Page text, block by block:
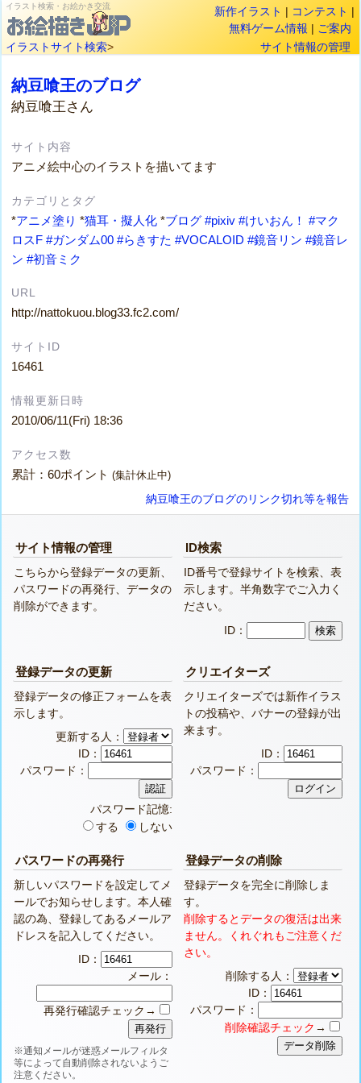
イラスト検索・お絵かき交流 新作イラスト | コンテスト |
無料ゲーム情報 | ご案内
イラストサイト検索> サイト情報の管理
納豆喰王のブログ
納豆喰王さん
サイト内容
アニメ絵中心のイラストを描いてます
カテゴリとタグ
*アニメ塗り *猫耳・擬人化 *ブログ #pixiv #けいおん！
#マク
ロスF #ガンダム00 #らきすた #VOCALOID #鏡音リン #鏡音レ
ン #初音ミク
URL
http://nattokuou.blog33.fc2.com/
サイトID
16461
情報更新日時
2010/06/11(Fri) 18:36
アクセス数
累計：60ポイント(集計休止中)
納豆喰王のブログのリンク切れ等を報告
サイト情報の管理
こちらから登録データの更新、
パスワードの再発行、データの
削除ができます。
ID検索
ID番号で登録サイトを検索、表
示します。半角数字でご入力く
ださい。
ID：
登録データの更新
登録データの修正フォームを表
示します。
更新する人：
ID：
パスワード：
パスワード記憶:
する
しない
クリエイターズ
クリエイターズでは新作イラス
トの投稿や、バナーの登録が出
来ます。
ID：
パスワード：
パスワードの再発行
新しいパスワードを設定してメ
ールでお知らせします。本人確
認の為、登録してあるメールア
ドレスを記入してください。
ID：
メール：
再発行確認チェック→
※通知メールが迷惑メールフィルタ
等によって自動削除されないようご
注意ください。
登録データの削除
登録データを完全に削除しま
す。
削除するとデータの復活は出来
ません。くれぐれもご注意くだ
さい。
削除する人：
ID：
パスワード：
削除確認チェック →